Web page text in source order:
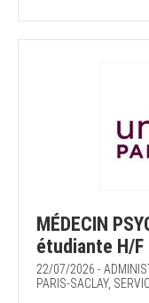
MÉDECIN
étudiante H/F
22/07/2026 -
PARIS-SACLAY,